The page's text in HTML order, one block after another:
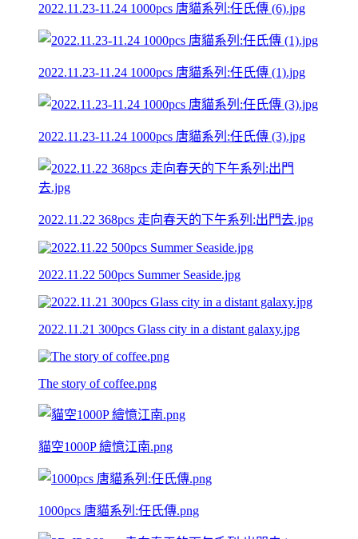
2022.11.23-11.24 1000pcs 唐貓系列:任氏傳 (6).jpg
2022.11.23-11.24 1000pcs 唐貓系列:任氏傳 (1).jpg
2022.11.23-11.24 1000pcs 唐貓系列:任氏傳 (3).jpg
2022.11.22 368pcs 走向春天的下午系列:出門去.jpg
2022.11.22 500pcs Summer Seaside.jpg
2022.11.21 300pcs Glass city in a distant galaxy.jpg
The story of coffee.png
貓空1000P 繪憶江南.png
1000pcs 唐貓系列:任氏傳.png